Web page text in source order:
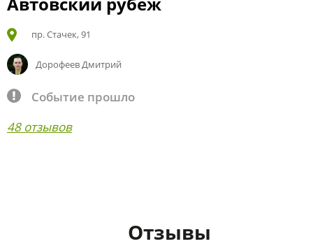
пр. Стачек, 91
Дорофеев Дмитрий
Событие прошло
48 отзывов
Отзывы